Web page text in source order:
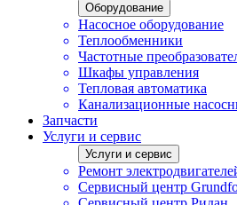
Оборудование
Насосное оборудование
Теплообменники
Частотные
Шкафы управления
Тепловая автоматика
Канализационные
Запчасти
Услуги и сервис
Услуги и сервис
Ремонт
Сервисный центр